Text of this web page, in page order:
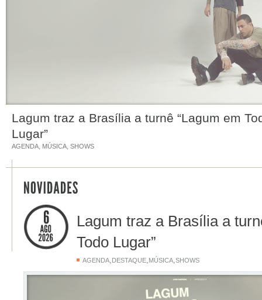
Lagum traz a Brasília a turnê “Lagum em
Lugar”
AGENDA MÚSICA SHOWS
Lagum traz a Brasília a
Todo Lugar”
AGENDA,DESTAQUE,MÚSICA,SHOWS